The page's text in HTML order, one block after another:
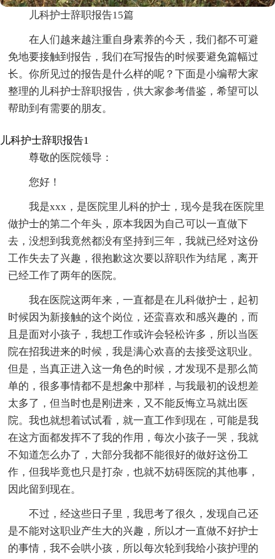
儿科护士辞职报告15篇
在人们越来越注重自身素养的今天，我们都不可避
免地要接触到报告，我们在写报告的时候要避免篇幅过
长。你所见过的报告是什么样的呢？下面是小编帮大家
整理的儿科护士辞职报告，供大家参考借鉴，希望可以
帮助到有需要的朋友。
儿科护士辞职报告1
尊敬的医院领导：
您好！
我是xxx，是医院里儿科的护士，现今是我在医院里
做护士的第二个年头，原本我因为自己可以一直做下
去，没想到我竟然都没有坚持到三年，我就已经对这份
工作失去了兴趣，很抱歉这次要以辞职作为结尾，离开
已经工作了两年的医院。
我在医院这两年来，一直都是在儿科做护士，起初
时候因为新接触的这个岗位，还蛮喜欢和感兴趣的，而
且是面对小孩子，我想工作或许会轻松许多，所以当医
院在招我进来的时候，我是满心欢喜的去接受这职业。
但是，当真正进入这一角色的时候，才发现不是那么简
单的，很多事情都不是想象中那样，与我最初的设想差
太多了，但当时也是刚进来，又不能反悔立马就出医
院。我也就想着试试看，就一直工作到现在，可能是我
在这方面都发挥不了我的作用，每次小孩子一哭，我就
不知道怎么办了，大部分我都不能很好的做好这份工
作，但我毕竟也只是打杂，也就不妨碍医院的其他事，
因此留到现在。
不过，经这些日子里，我思考了很久，发现自己还
是不能对这职业产生大的兴趣，所以才一直做不好护士
的事情，我不会哄小孩，所以每次轮到我给小孩护理的